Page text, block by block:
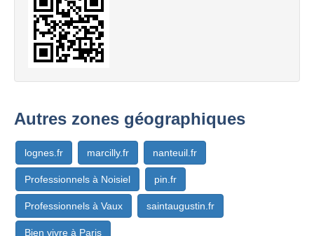
Autres zones géographiques
lognes.fr marcilly.fr nanteuil.fr
Professionnels à Noisiel pin.fr
Professionnels à Vaux saintaugustin.fr
Bien vivre à Paris